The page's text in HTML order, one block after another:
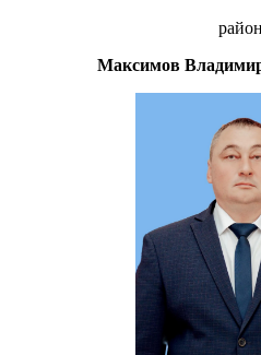
Максимов